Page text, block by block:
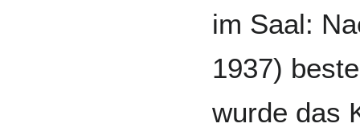
im Saal:
1937)
wurde das